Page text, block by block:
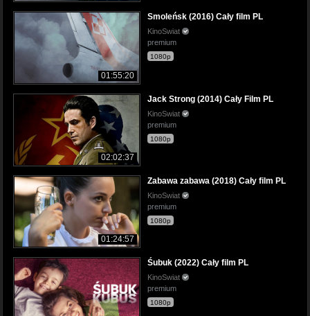
01:55:20
Smoleńsk (2016) Cały film PL
KinoSwiat
premium
1080p
02:02:37
Jack Strong (2014) Cały Film PL
KinoSwiat
premium
1080p
01:24:57
Zabawa zabawa (2018) Cały film PL
KinoSwiat
premium
1080p
Śubuk (2022) Cały film PL
KinoSwiat
premium
1080p